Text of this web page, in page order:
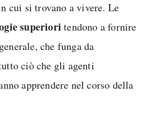
cui si trovano a vivere. Le
superioritendono a fornire
che funga da
ciò che gli agenti
apprendere nel corso della